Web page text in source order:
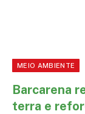
MEIO AMBIENTE
Barcarena
terra e